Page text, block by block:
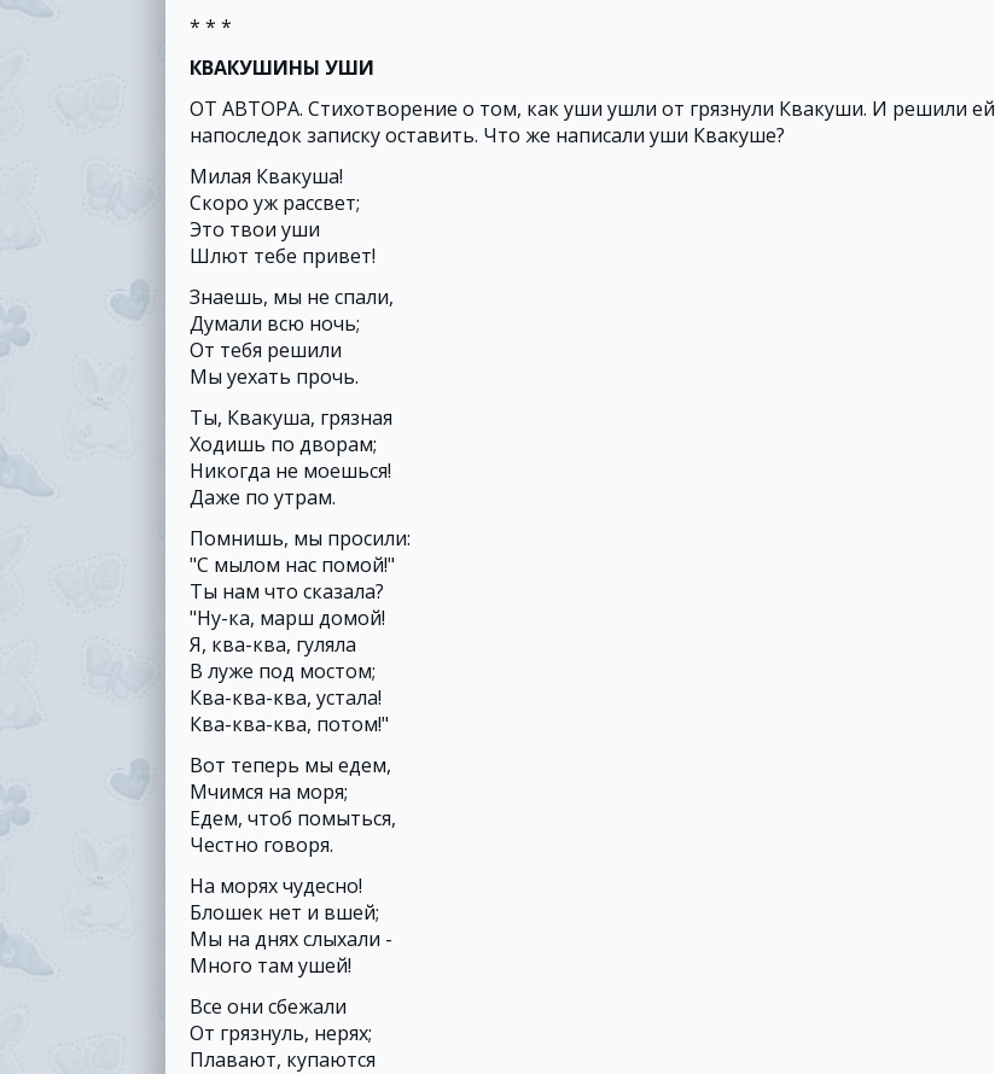
* * *
КВАКУШИНЫ УШИ
ОТ АВТОРА. Стихотворение о том, как уши ушли от грязнули Квакуши. И решили ей
напоследок записку оставить. Что же написали уши Квакуше?
Милая Квакуша!
Скоро уж рассвет;
Это твои уши
Шлют тебе привет!
Знаешь, мы не спали,
Думали всю ночь;
От тебя решили
Мы уехать прочь.
Ты, Квакуша, грязная
Ходишь по дворам;
Никогда не моешься!
Даже по утрам.
Помнишь, мы просили:
"С мылом нас помой!"
Ты нам что сказала?
"Ну-ка, марш домой!
Я, ква-ква, гуляла
В луже под мостом;
Ква-ква-ква, устала!
Ква-ква-ква, потом!"
Вот теперь мы едем,
Мчимся на моря;
Едем, чтоб помыться,
Честно говоря.
На морях чудесно!
Блошек нет и вшей;
Мы на днях слыхали -
Много там ушей!
Все они сбежали
От грязнуль, нерях;
Плавают, купаются